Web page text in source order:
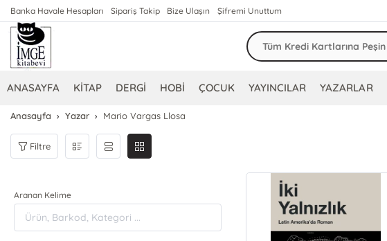
Banka Havale Hesapları Sipariş Takip Bize Ulaşın Şifremi Unuttum
ANASAYFA KİTAP DERGİ HOBİ ÇOCUK YAYINCILAR YAZARLAR
Anasayfa Yazar Mario Vargas Llosa
Filtre
Aranan Kelime